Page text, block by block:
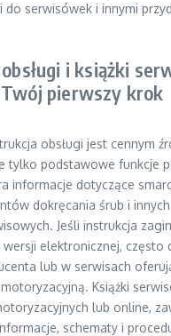
do serwisówek i innymi
i książki
Twój pierwszy krok
obsługi jest cennym
tylko podstawowe funkcje
informacje dotyczące
dokręcania śrub i
Jeśli instrukcja
elektronicznej, często
lub w serwisach
Książki
lub online,
schematy i